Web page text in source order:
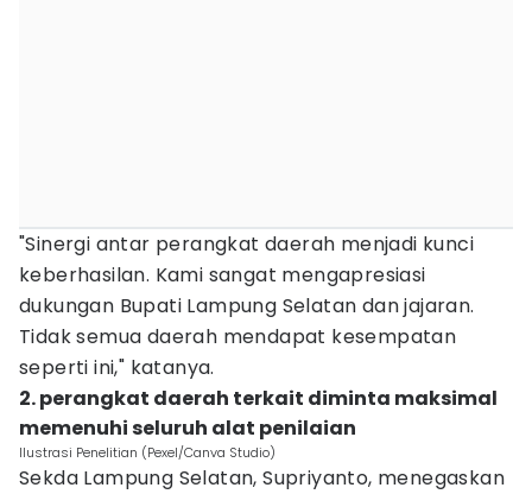
"Sinergi antar perangkat daerah menjadi kunci
keberhasilan. Kami sangat mengapresiasi
dukungan Bupati Lampung Selatan dan jajaran.
Tidak semua daerah mendapat kesempatan
seperti ini," katanya.
2. perangkat daerah terkait diminta maksimal
memenuhi seluruh alat penilaian
Ilustrasi Penelitian (Pexel/Canva Studio)
Sekda Lampung Selatan, Supriyanto, menegaskan